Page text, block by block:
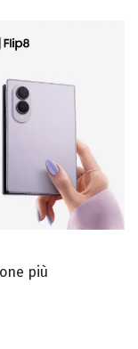
più